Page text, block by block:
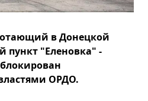
в Донецкой
пункт "Еленовка" -
ОРДО.